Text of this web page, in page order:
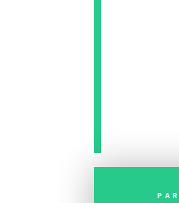
par